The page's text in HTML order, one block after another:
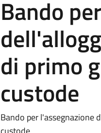
Bando
di primo
custode
Bando per l'assegnazione